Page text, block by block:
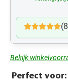
Bekijk
Perfect voor: